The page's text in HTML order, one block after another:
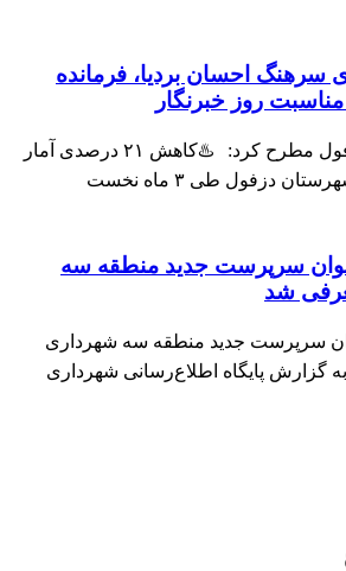
احسان بردیا، فرمانده
روز خبرنگار
🔻فرمانده انتظامی دزفول مطرح کرد: ♨️کاهش ۲۱ درصدی آمار
دزفول طی ۳ ماه نخست
سرپرست جدید منطقه سه
شد
سرپرست جدید منطقه سه شهرداری
پایگاه اطلاع‌رسانی شهرداری